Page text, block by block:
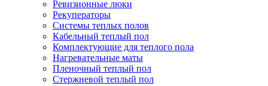
Ревизионные люки
Рекуператоры
Системы теплых полов
Кабельный теплый пол
Комплектующие для теплого пола
Нагревательные маты
Пленочный теплый пол
Стержневой теплый пол